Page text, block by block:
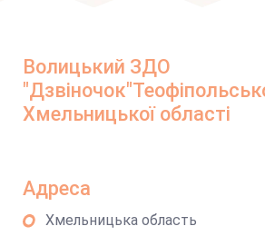
Волицький ЗДО
Хмельницької області
Адреса
Хмельницька область